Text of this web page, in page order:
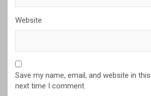
Website
Save my name, email, and website in
next time I comment.